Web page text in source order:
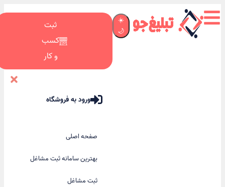
☀️
🌙
ثبت
کسب
و کار
ورود به فروشگاه
صفحه اصلی
بهترین سامانه ثبت مشاغل
ثبت مشاغل